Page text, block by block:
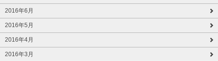
2016年6月
2016年5月
2016年4月
2016年3月